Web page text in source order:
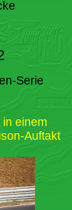
Serie
einem
Auftakt